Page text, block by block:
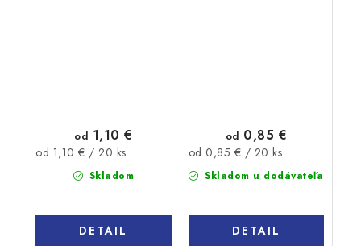
Skladom
od 1,10 €
Jednotková
od 1,10 € / 20 ks
DETAIL
Skladom u dodávateľa
od 0,85 €
Jednotková
cena:
od 0,85 € / 20 ks
DETAIL